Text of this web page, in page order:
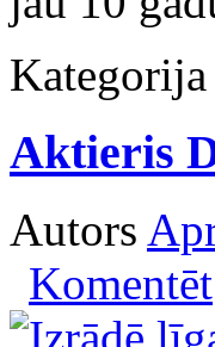
Kategorija
Aktieris
Autors
Komentēt